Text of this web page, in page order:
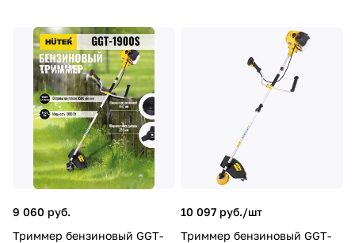
9 060 руб.
Триммер бензиновый GGT-
10 097 руб./шт
Триммер бензиновый GGT-